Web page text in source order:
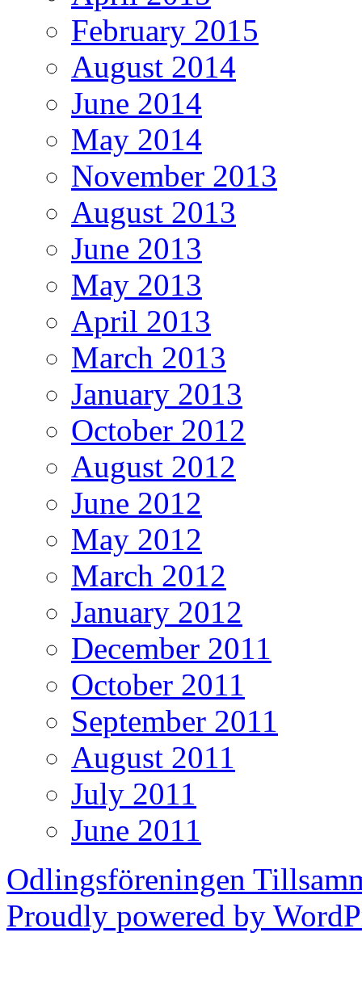
February 2015
August 2014
June 2014
May 2014
November 2013
August 2013
June 2013
May 2013
April 2013
March 2013
January 2013
October 2012
August 2012
June 2012
May 2012
March 2012
January 2012
December 2011
October 2011
September 2011
August 2011
July 2011
June 2011
Odlingsföreningen
Proudly powered by